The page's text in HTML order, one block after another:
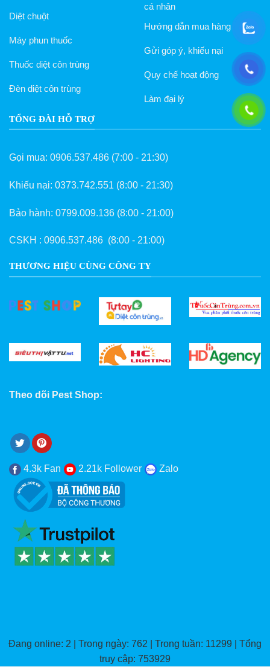
Diệt chuột
Máy phun thuốc
Thuốc diệt côn trùng
Đèn diệt côn trùng
cá nhân
Hướng dẫn mua hàng
Gửi góp ý, khiếu nại
Quy chế hoạt động
Làm đại lý
TỔNG ĐÀI HỖ TRỢ
Gọi mua: 0906.537.486 (7:00 - 21:30)
Khiếu nại: 0373.742.551 (8:00 - 21:30)
Bảo hành: 0799.009.136 (8:00 - 21:00)
CSKH : 0906.537.486 (8:00 - 21:00)
THƯƠNG HIỆU CÙNG CÔNG TY
Theo dõi Pest Shop:
4.3k Fan 2.21k Follower Zalo
Đang online: 2 | Trong ngày: 762 | Trong tuần: 11299 | Tổng
truy cập: 753929